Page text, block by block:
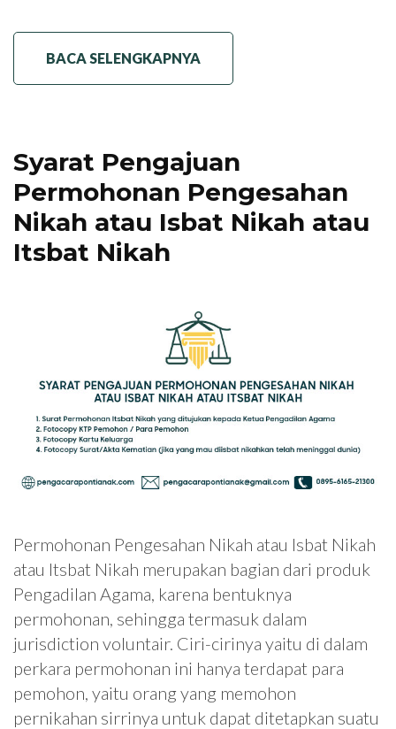
BACA SELENGKAPNYA
Syarat Pengajuan
Permohonan Pengesahan
Nikah atau Isbat Nikah atau
Itsbat Nikah
Permohonan Pengesahan Nikah atau Isbat Nikah
atau Itsbat Nikah merupakan bagian dari produk
Pengadilan Agama, karena bentuknya
permohonan, sehingga termasuk dalam
jurisdiction voluntair. Ciri-cirinya yaitu di dalam
perkara permohonan ini hanya terdapat para
pemohon, yaitu orang yang memohon
pernikahan sirrinya untuk dapat ditetapkan suatu